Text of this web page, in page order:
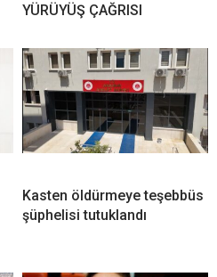
YÜRÜYÜŞ ÇAĞRISI
Kasten öldürmeye teşebbüs
şüphelisi tutuklandı